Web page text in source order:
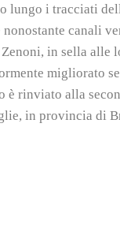
lungo i tracciati
canali
in sella
migliorato
rinviato alla
in provincia di